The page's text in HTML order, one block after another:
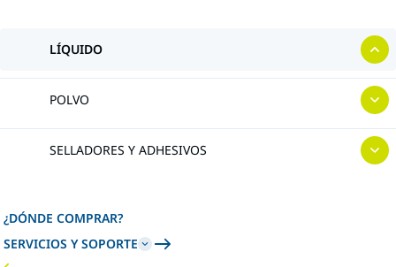
LÍQUIDO
POLVO
SELLADORES Y ADHESIVOS
¿DÓNDE COMPRAR?
SERVICIOS Y SOPORTE